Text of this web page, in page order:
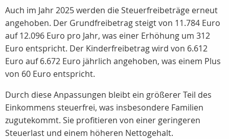
Auch im Jahr 2025 werden die Steuerfreibeträge erneut
angehoben. Der Grundfreibetrag steigt von 11.784 Euro
auf 12.096 Euro pro Jahr, was einer Erhöhung um 312
Euro entspricht. Der Kinderfreibetrag wird von 6.612
Euro auf 6.672 Euro jährlich angehoben, was einem Plus
von 60 Euro entspricht.
Durch diese Anpassungen bleibt ein größerer Teil des
Einkommens steuerfrei, was insbesondere Familien
zugutekommt. Sie profitieren von einer geringeren
Steuerlast und einem höheren Nettogehalt.